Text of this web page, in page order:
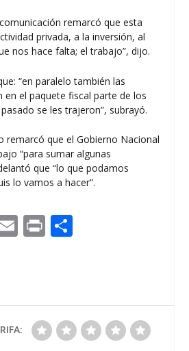
remarcó que esta
privada, a la inversión, al
nos hace falta; el trabajo”, dijo.
“en paralelo también las
en el paquete fiscal parte de los
se les trajeron”, subrayó.
remarcó que el Gobierno Nacional
“para sumar algunas
que “lo que podamos
lo vamos a hacer”.
E Pr
ar
ti